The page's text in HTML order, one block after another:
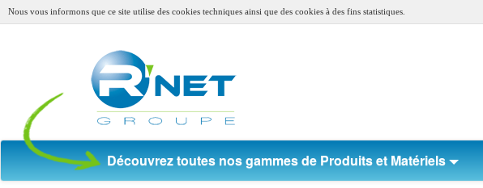
Nous vous informons que ce site utilise des cookies techniques ainsi que des cookies à des fins statistiques.
Découvrez toutes nos gammes de Produits et Matériels